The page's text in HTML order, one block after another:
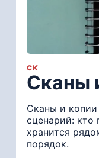
СК
Сканы
Сканы и
сценарий: кто
хранится
порядок.